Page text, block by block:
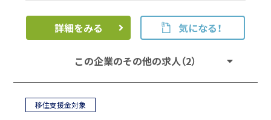
詳細をみる 気になる！
この企業のその他の求人（2）
移住支援金対象